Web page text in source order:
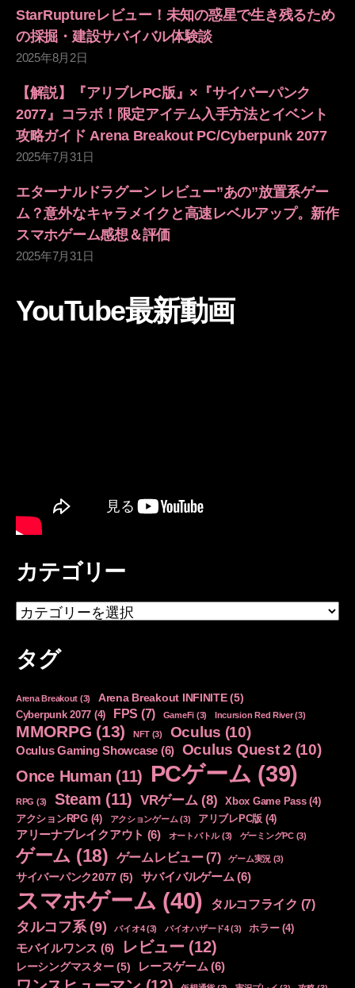
StarRuptureレビュー！未知の惑星で生き残るため
の採掘・建設サバイバル体験談
2025年8月2日
【解説】『アリブレPC版』×『サイバーパンク
2077』コラボ！限定アイテム入手方法とイベント
攻略ガイド Arena Breakout PC/Cyberpunk 2077
2025年7月31日
エターナルドラグーン レビュー”あの”放置系ゲー
ム？意外なキャラメイクと高速レベルアップ。新作
スマホゲーム感想＆評価
2025年7月31日
YouTube最新動画
カテゴリー
カ
リ
タグ
Arena Breakout (3) Arena Breakout INFINITE(5)
Cyberpunk 2077 (4) FPS (7) GameFi (3) Incursion Red River(3)
MMORPG (13) NFT(3) Oculus (10)
Oculus Gaming Showcase (6) Oculus Quest 2 (10)
Once Human (11) PCゲーム (39)
RPG (3) Steam (11) VRゲーム(8) Xbox Game Pass(4)
アクションRPG(4) アクションゲーム(3) アリブレPC版 (4)
アリーナブレイクアウト (6) オートバトル(3) ゲーミングPC(3)
ゲーム (18) ゲームレビュー(7) ゲーム実況 (3)
サイバーパンク2077 (5) サバイバルゲーム(6)
スマホゲーム (40) タルコフライク (7)
タルコフ系(9) バイオ4(3) バイオハザード4(3) ホラー(4)
モバイルワンス (6) レビュー (12)
レーシングマスター(5) レースゲーム(6)